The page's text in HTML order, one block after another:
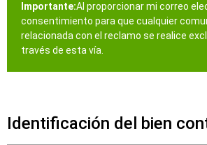
Importante:Al proporcionar mi correo
consentimiento para que cualquier
relacionada con el reclamo se realice
través de esta vía.
Identificación del bien